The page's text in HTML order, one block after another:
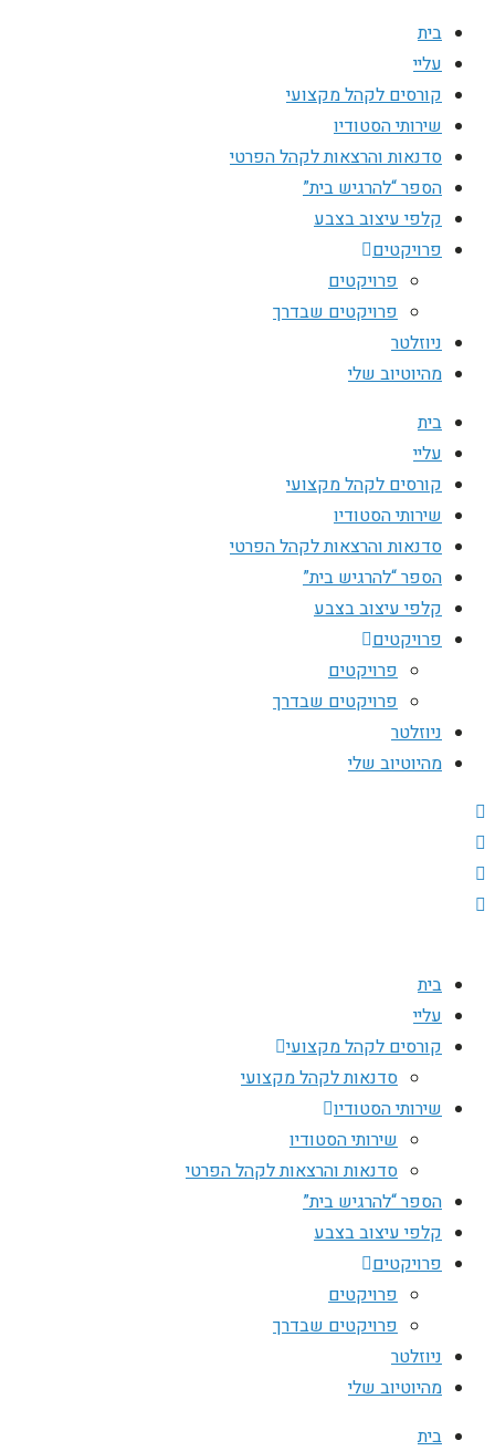
בית
עליי
קורסים לקהל מקצועי
שירותי הסטודיו
סדנאות והרצאות לקהל הפרטי
הספר “להרגיש בית”
קלפי עיצוב בצבע
פרויקטים
פרויקטים
פרויקטים שבדרך
ניוזלטר
מהיוטיוב שלי
בית
עליי
קורסים לקהל מקצועי
שירותי הסטודיו
סדנאות והרצאות לקהל הפרטי
הספר “להרגיש בית”
קלפי עיצוב בצבע
פרויקטים
פרויקטים
פרויקטים שבדרך
ניוזלטר
מהיוטיוב שלי
בית
עליי
קורסים לקהל מקצועי
סדנאות לקהל מקצועי
שירותי הסטודיו
שירותי הסטודיו
סדנאות והרצאות לקהל הפרטי
הספר “להרגיש בית”
קלפי עיצוב בצבע
פרויקטים
פרויקטים
פרויקטים שבדרך
ניוזלטר
מהיוטיוב שלי
בית